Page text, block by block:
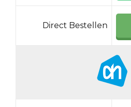
Direct Bestellen